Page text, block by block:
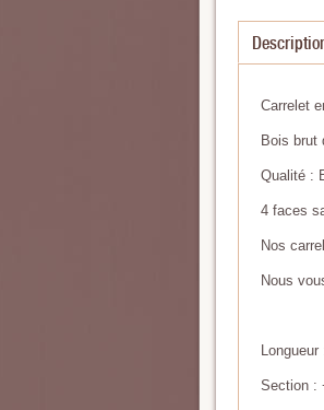
Carrelet
Bois brut
Qualité :
4 faces
Nos
Nous
Section :